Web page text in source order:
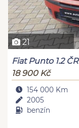
21
Fiat Punto 1.2 ČR
18 900 Kč
154 000 Km
2005
benzín